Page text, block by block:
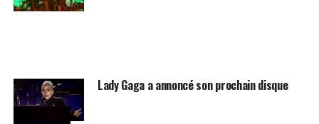
Lady Gaga a annoncé son prochain disque